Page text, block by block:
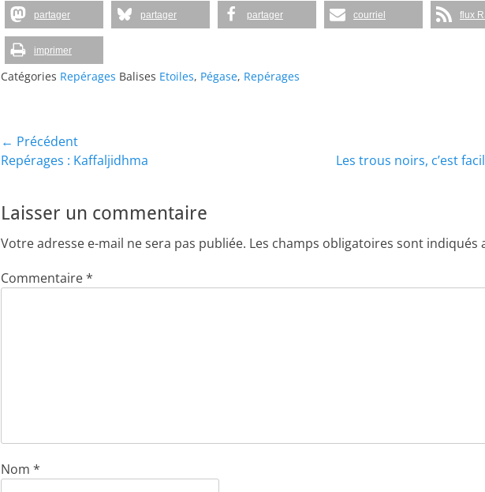
partager partager partager courriel flux
imprimer
Catégories Repérages Balises Etoiles, Pégase, Repérages
Navigation
de
l’article
← Précédent
Article
Repérages : Kaffaljidhma
ArticleLes trous noirs, c’est
Laisser un commentaire
Votre adresse e-mail ne sera pas publiée. Les champs obligatoires sont indiqués
Commentaire*
Nom *